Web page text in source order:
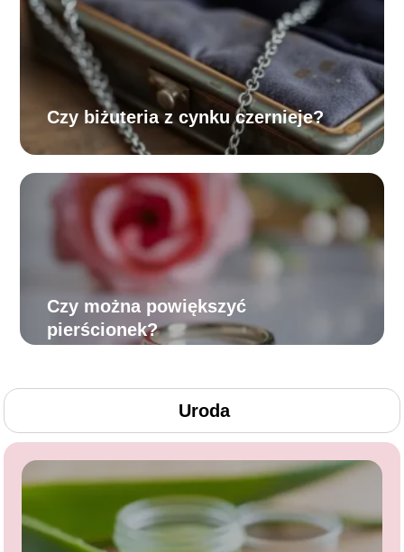
Czy biżuteria z cynku czernieje?
Czy można powiększyć
pierścionek?
Uroda